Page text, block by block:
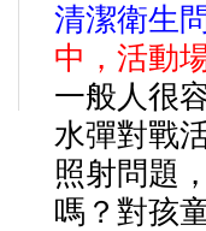
清潔衛生
中，活動
一般人很
水彈對戰
照射問題
嗎？對孩